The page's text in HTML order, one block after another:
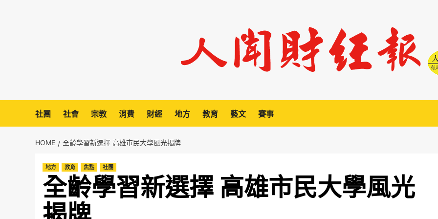
社團 社會 宗教 消費 財經 地方 教育 藝文 賽事
HOME 全齡學習新選擇 高雄市民大學風光揭牌
地方 教育 焦點 社團
全齡學習新選擇 高雄市民大學風光